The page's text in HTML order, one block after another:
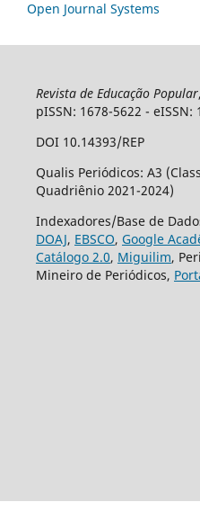
Open Journal Systems
Revista de Educação Popular
pISSN: 1678-5622 - eISSN:
DOI 10.14393/REP
Qualis Periódicos: A3
Quadriênio 2021-2024)
Indexadores/Base de
DOAJ, EBSCO, Google
Catálogo 2.0, Miguilim,
Mineiro de Periódicos,